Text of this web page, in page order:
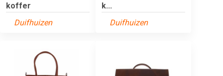
koffer
Duifhuizen
k...
Duifhuizen